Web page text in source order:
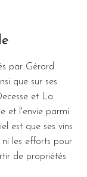
par Gérard
que sur ses
et La
et l'envie parmi
est que ses vins
ni les efforts pour
de propriétés